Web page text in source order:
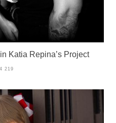
Katia Repina’s Project
219